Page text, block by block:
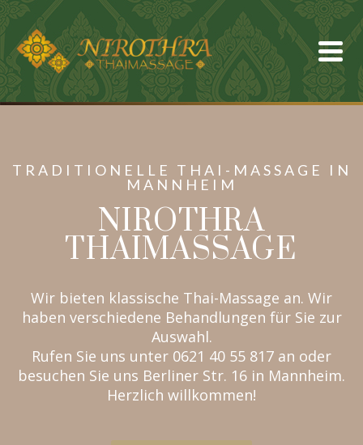
TRADITIONELLE THAI-MASSAGE IN
MANNHEIM
NIROTHRA
THAIMASSAGE
Wir bieten klassische Thai-Massage an. Wir
haben verschiedene Behandlungen für Sie zur
Auswahl.
Rufen Sie uns unter 0621 40 55 817 an oder
besuchen Sie uns Berliner Str. 16 in Mannheim.
Herzlich willkommen!